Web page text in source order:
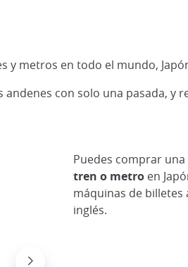
y metros en todo el mundo,
con solo una pasada,
Puedes comprar una
tren o metroen
máquinas de billetes
inglés.